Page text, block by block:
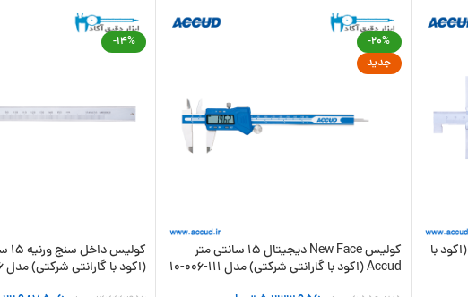
عمق سنج لبه دار 15 سانتی متر Accud (اکود با
-20%
جدید
کولیس New Face دیجیتال 15 سانتی متر
Accud (اکود با گارانتی شرکتی) مدل 111-006-10
-14%
(اکود با گارانتی شرکتی) مدل 146-006-11